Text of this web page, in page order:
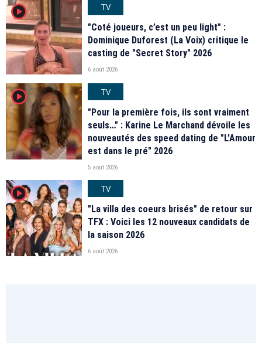
player2
TV
"Coté joueurs, c’est un peu light" :
Dominique Duforest (La Voix) critique le
casting de "Secret Story" 2026
6 août 2026
player2
TV
"Pour la première fois, ils sont vraiment
seuls…" : Karine Le Marchand dévoile les
nouveautés des speed dating de "L'Amour
est dans le pré" 2026
5 août 2026
player2
TV
"La villa des coeurs brisés" de retour sur
TFX : Voici les 12 nouveaux candidats de
la saison 2026
6 août 2026